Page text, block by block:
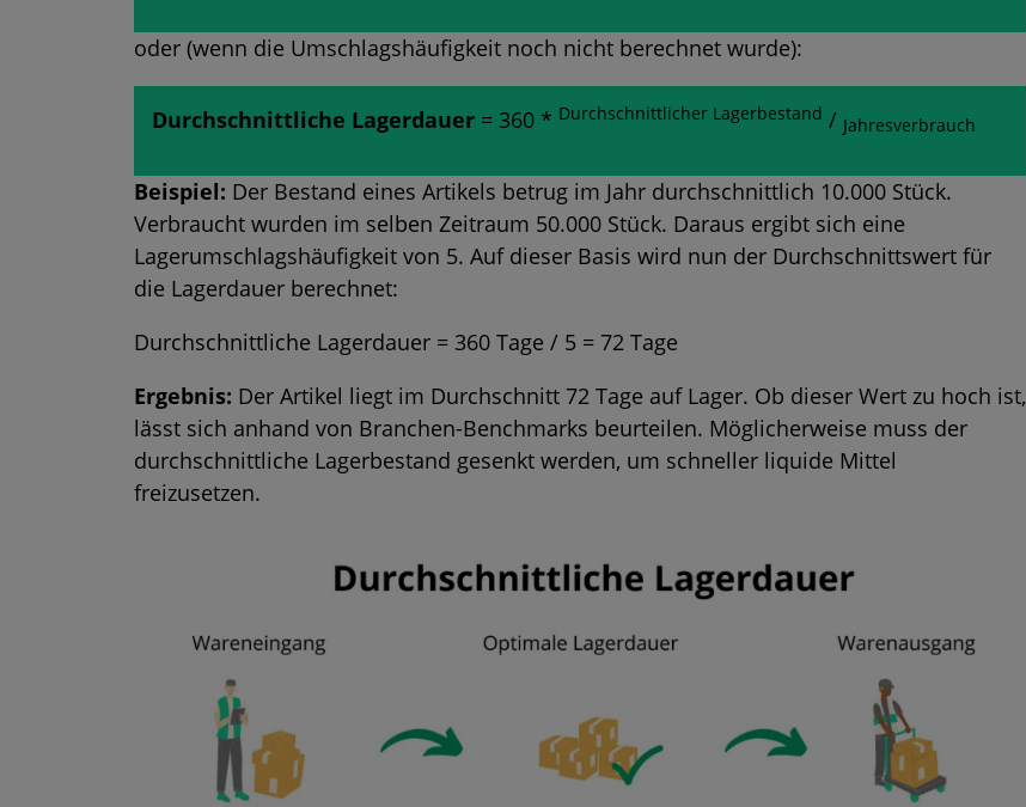
oder (wenn die Umschlagshäufigkeit noch nicht berechnet wurde):
Durchschnittliche Lagerdauer= 360 * Durchschnittlicher Lagerbestand / Jahresverbrauch
Beispiel: Der Bestand eines Artikels betrug im Jahr durchschnittlich 10.000 Stück.
Verbraucht wurden im selben Zeitraum 50.000 Stück. Daraus ergibt sich eine
Lagerumschlagshäufigkeit von 5. Auf dieser Basis wird nun der Durchschnittswert für
die Lagerdauer berechnet:
Durchschnittliche Lagerdauer = 360 Tage / 5 = 72 Tage
Ergebnis: Der Artikel liegt im Durchschnitt 72 Tage auf Lager. Ob dieser Wert zu hoch ist,
lässt sich anhand von Branchen-Benchmarks beurteilen. Möglicherweise muss der
durchschnittliche Lagerbestand gesenkt werden, um schneller liquide Mittel
freizusetzen.